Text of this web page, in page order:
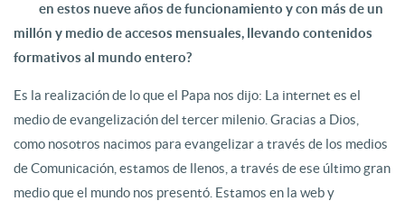
en estos nueve años de funcionamiento y con más de un
millón y medio de accesos mensuales, llevando contenidos
formativos al mundo entero?
Es la realización de lo que el Papa nos dijo: La internet es el
medio de evangelización del tercer milenio. Gracias a Dios,
como nosotros nacimos para evangelizar a través de los medios
de Comunicación, estamos de llenos, a través de ese último gran
medio que el mundo nos presentó. Estamos en la web y